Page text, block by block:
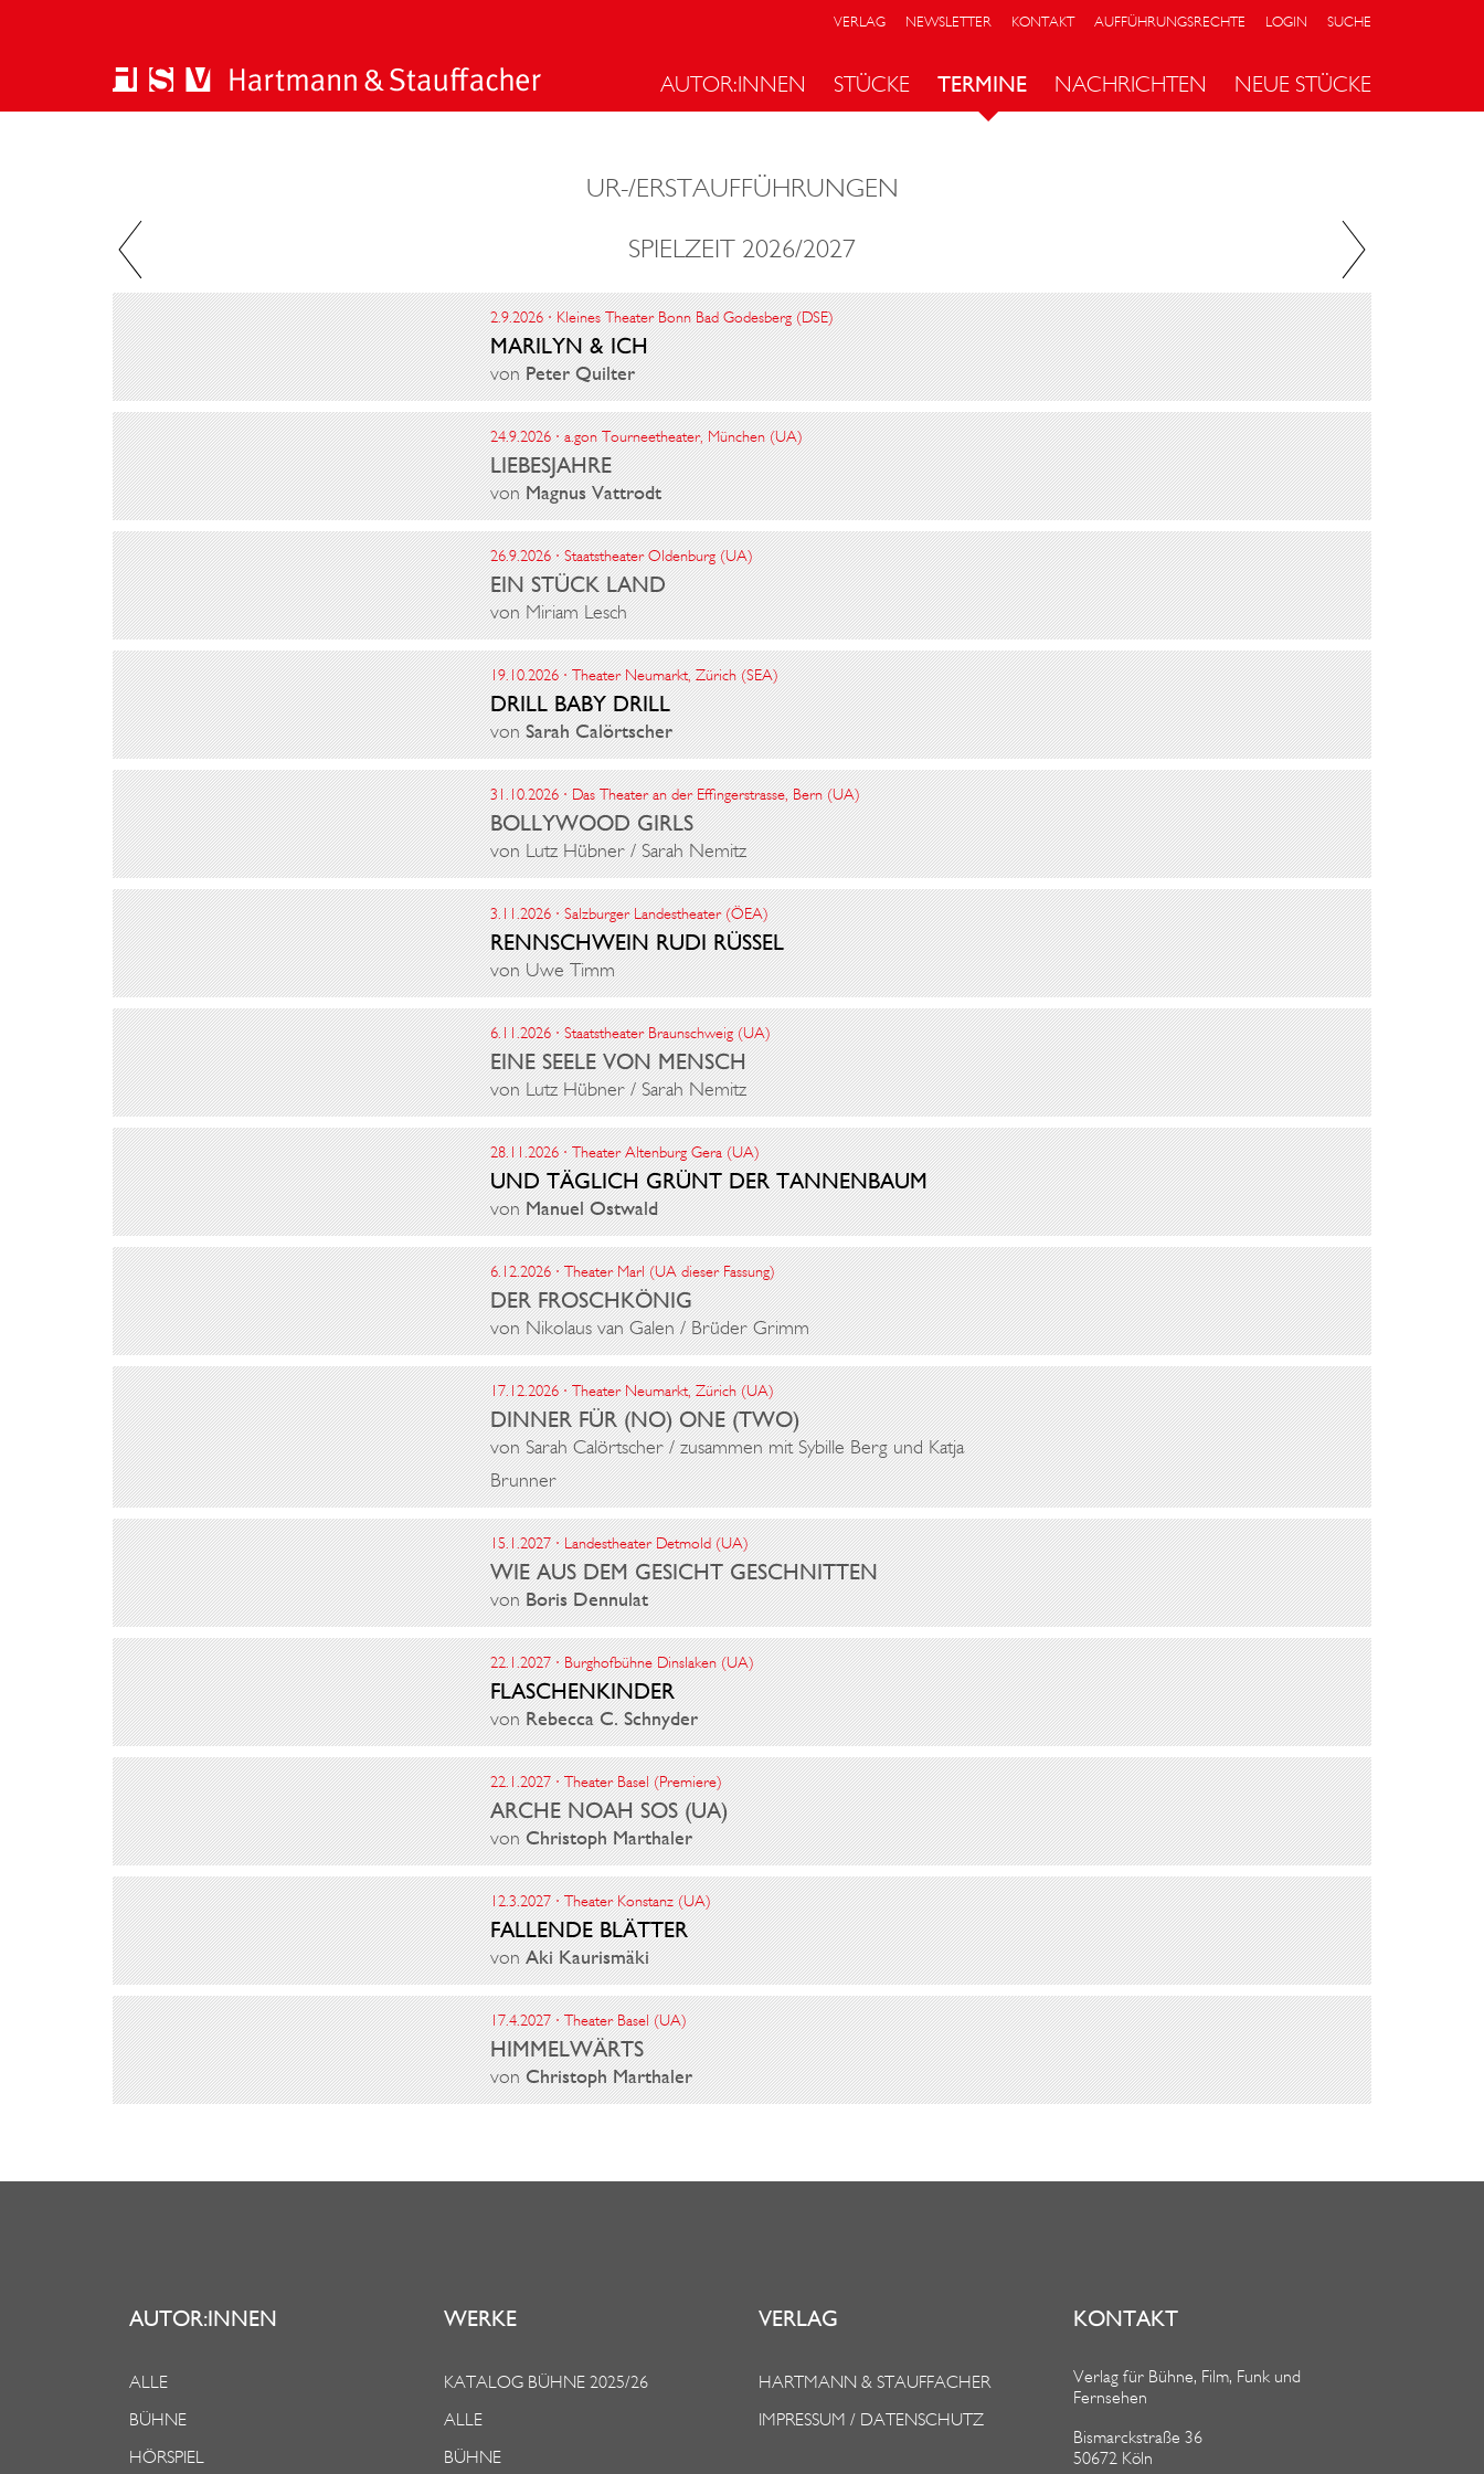
VERLAG NEWSLETTER KONTAKT AUFFÜHRUNGSRECHTE LOGIN SUCHE
AUTOR:INNEN STÜCKE TERMINE NACHRICHTEN NEUE STÜCKE
UR-/ERSTAUFFÜHRUNGEN
SPIELZEIT 2026/2027
2.9.2026 · Kleines Theater Bonn Bad Godesberg (DSE)
MARILYN & ICH
vonPeter Quilter
24.9.2026 · a.gon Tourneetheater, München (UA)
LIEBESJAHRE
vonMagnus Vattrodt
26.9.2026 · Staatstheater Oldenburg (UA)
EIN STÜCK LAND
von Miriam Lesch
19.10.2026 · Theater Neumarkt, Zürich (SEA)
DRILL BABY DRILL
vonSarah Calörtscher
31.10.2026 · Das Theater an der Effingerstrasse, Bern (UA)
BOLLYWOOD GIRLS
von Lutz Hübner / Sarah Nemitz
3.11.2026 · Salzburger Landestheater (ÖEA)
RENNSCHWEIN RUDI RÜSSEL
von Uwe Timm
6.11.2026 · Staatstheater Braunschweig (UA)
EINE SEELE VON MENSCH
von Lutz Hübner / Sarah Nemitz
28.11.2026 · Theater Altenburg Gera (UA)
UND TÄGLICH GRÜNT DER TANNENBAUM
vonManuel Ostwald
6.12.2026 · Theater Marl (UA dieser Fassung)
DER FROSCHKÖNIG
von Nikolaus van Galen / Brüder Grimm
17.12.2026 · Theater Neumarkt, Zürich (UA)
DINNER FÜR (NO) ONE (TWO)
von Sarah Calörtscher / zusammen mit Sybille Berg und Katja
Brunner
15.1.2027 · Landestheater Detmold (UA)
WIE AUS DEM GESICHT GESCHNITTEN
vonBoris Dennulat
22.1.2027 · Burghofbühne Dinslaken (UA)
FLASCHENKINDER
vonRebecca C. Schnyder
22.1.2027 · Theater Basel (Premiere)
ARCHE NOAH SOS (UA)
vonChristoph Marthaler
12.3.2027 · Theater Konstanz (UA)
FALLENDE BLÄTTER
vonAki Kaurismäki
17.4.2027 · Theater Basel (UA)
HIMMELWÄRTS
vonChristoph Marthaler
AUTOR:INNEN
ALLE
BÜHNE
HÖRSPIEL
WERKE
KATALOG BÜHNE 2025/26
ALLE
BÜHNE
VERLAG
HARTMANN & STAUFFACHER
IMPRESSUM / DATENSCHUTZ
KONTAKT
Verlag für Bühne, Film, Funk und
Fernsehen
Bismarckstraße 36
50672 Köln